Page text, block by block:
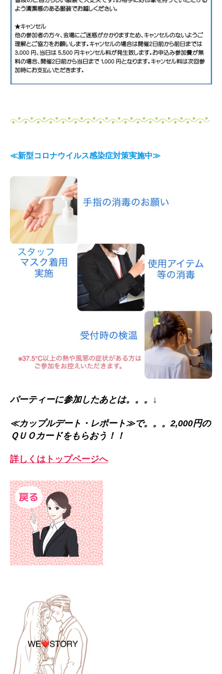
≪新型コロナウイルス感染症対策実施中≫
パーティーに参加したあとは。。。↓
≪カップルデート・レポート≫で。。。2,000円の
ＱＵＯカードをもらおう！！
詳しくはトップページへ